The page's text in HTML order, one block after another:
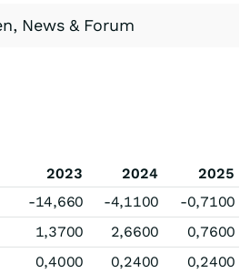
News & Forum
2023 2024
2025
-14,660 -4,1100
-0,7100
1,3700 2,6600
0,7600
0,4000 0,2400
0,2400